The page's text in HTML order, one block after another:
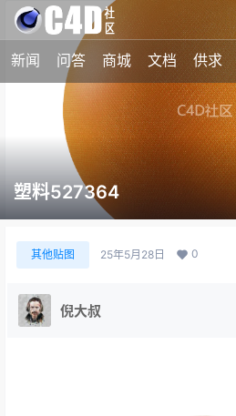
新闻 问答 商城 文档 供求
塑料527364
其他贴图 25年5月28日 0
倪大叔